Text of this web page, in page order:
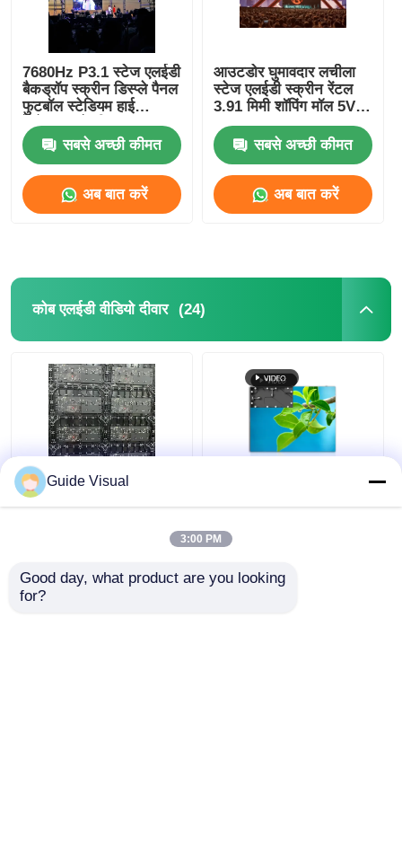
7680Hz P3.1 स्टेज एलईडी
बैकड्रॉप स्क्रीन डिस्प्ले पैनल
फुटबॉल स्टेडियम हाई
रेजोल्यूशन के लिए
सबसे अच्छी कीमत
अब बात करें
आउटडोर घुमावदार लचीला
स्टेज एलईडी स्क्रीन रेंटल
3.91 मिमी शॉपिंग मॉल 5V
SDK
सबसे अच्छी कीमत
अब बात करें
कोब एलईडी वीडियो दीवार (24)
3840Hz COB प्रोग्रामेबल
एलईडी स्क्रीन वीडियो वॉल
वीडियो वॉल कॉन्फ्रेंस रूम
पिच पैनल
Guide Visual
3:00 PM
Good day, what product are you looking
for?